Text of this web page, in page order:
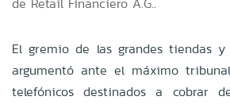
El gremio de las grandes tiendas
argumentó ante el máximo
telefónicos destinados a cobrar